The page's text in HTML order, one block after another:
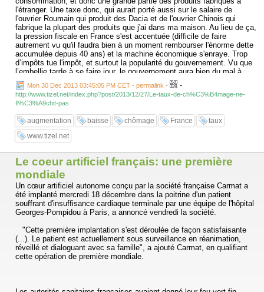
l'étranger. Une taxe donc, qui aurait porté aussi sur le salaire de
l'ouvrier Roumain qui produit des Dacia et de l'ouvrier Chinois qui
fabrique la plupart des produits que j'ai dans ma maison. Au lieu de ça,
la pression fiscale en France s'est accentuée (difficile de faire
autrement vu qu'il faudra bien à un moment rembourser l'énorme dette
accumulée depuis 40 ans) et la machine économique s'enraye. Trop
d’impôts tue l'impôt, et surtout la popularité du gouvernement. Vu que
l’embellie tarde à se faire jour, le gouvernement aura bien du mal à
jouer le deuxième temps du quinquennat de François Hollande, qui se
voulait plus social.
Pour que la reprise se fasse, il faut aussi revaloriser l'image des
entreprises et des entrepreneur dans ce pays. L'image "Lutte Ouvrière"
des patrons face au prolétariat est encore bien tenace. Mais les
choses ne sont pas si caricaturales. Les chefs d'entreprises cherchent
- comme tout le monde - à gagner de l'argent, mais ce ne sont pas
tous des monstres inhumain. Beaucoup font face aux mêmes
difficultés que leurs employés, avec des difficultés pour boucler les
fins de mois, pour se verser un salaire, pour payer les fournisseurs et
rembourser les emprunts. Certains font même peser ce risque sur
leurs familles puisque leurs biens personnels servent parfois de
garantie pour les emprunts professionnels. Il faut inciter les gens à
devenir entrepreneurs. Non plus en allégeant les procédures
administratives - beaucoup de travail a été fait dans ce sens ces
charges, et en ne les accablant pas quand ils ont le bonheur de
réussir. Pour le coup, ce dernier point n'est pas du ressort du
gouvernement, mais de notre société toute entière. Je connais
beaucoup de personnes parties à l'étranger - au Canada ou en Asie -
Mon 30 Dec 2013 03:45:05 PM CET - permalink - -
http://www.tizel.net/index.php?post/2013/12/27/Le-taux-de-ch%C3%B4mage-ne-
fl%C3%A9chit-pas
augmentation baisse chômage France
taux
www.tizel.net
Le coeur artificiel français: une première
mondiale
Un cœur artificiel autonome conçu par la société française Carmat a
été implanté mercredi 18 décembre dans la poitrine d'un patient
souffrant d'insuffisance cardiaque terminale par une équipe de l'hôpital
Georges-Pompidou à Paris, a annoncé vendredi la société.
"Cette première implantation s'est déroulée de façon satisfaisante
(...). Le patient est actuellement sous surveillance en réanimation,
réveillé et dialoguant avec sa famille", a ajouté Carmat, en qualifiant
cette opération de première mondiale.